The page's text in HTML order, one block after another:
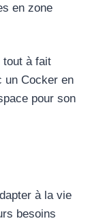
en zone
tout à fait
un Cocker en
pour son
à la vie
besoins